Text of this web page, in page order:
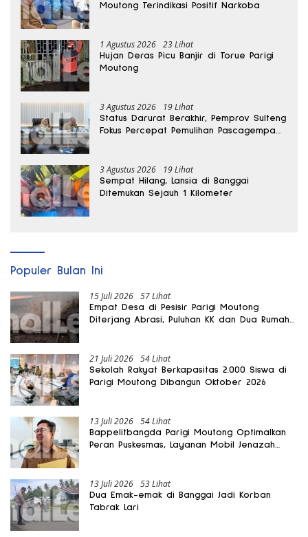
Moutong Terindikasi Positif Narkoba
1 Agustus 2026 23 Lihat
Hujan Deras Picu Banjir di Torue Parigi
Moutong
3 Agustus 2026 19 Lihat
Status Darurat Berakhir, Pemprov Sulteng
Fokus Percepat Pemulihan Pascagempa
3 Agustus 2026 19 Lihat
Sempat Hilang, Lansia di Banggai
Ditemukan Sejauh 1 Kilometer
Populer Bulan Ini
15 Juli 2026 57 Lihat
Empat Desa di Pesisir Parigi Moutong
Diterjang Abrasi, Puluhan KK dan Dua Rumah
21 Juli 2026 54 Lihat
Sekolah Rakyat Berkapasitas 2.000 Siswa di
Parigi Moutong Dibangun Oktober 2026
13 Juli 2026 54 Lihat
Bappelitbangda Parigi Moutong Optimalkan
Peran Puskesmas, Layanan Mobil Jenazah
13 Juli 2026 53 Lihat
Dua Emak-emak di Banggai Jadi Korban
Tabrak Lari